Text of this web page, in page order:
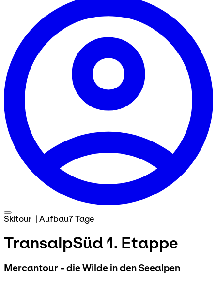
Skitour | Aufbau7 Tage
TransalpSüd 1. Etappe
Mercantour - die Wilde in den Seealpen